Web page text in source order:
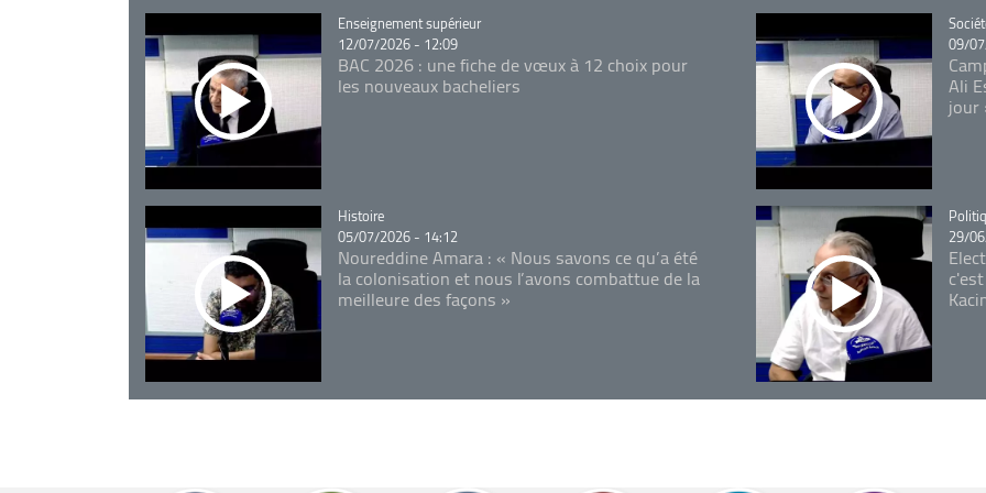
Catégorie
Enseignement supérieur
12/07/2026 - 12:09
BAC 2026 : une fiche de vœux à 12 choix pour
les nouveaux bacheliers
09/
Ali
jour
Catégorie
Histoire
05/07/2026 - 14:12
Noureddine Amara : « Nous savons ce qu’a été
la colonisation et nous l’avons combattue de la
meilleure des façons »
29/